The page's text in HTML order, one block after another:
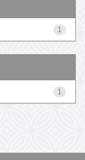
1
1